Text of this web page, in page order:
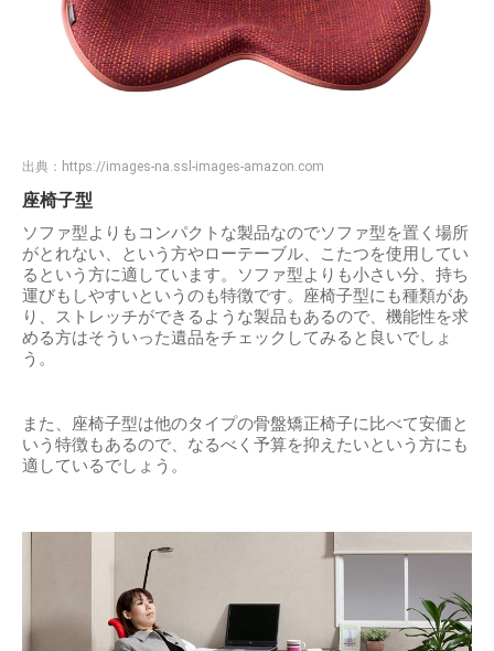
出典： https://images-na.ssl-images-amazon.com
座椅子型
ソファ型よりもコンパクトな製品なのでソファ型を置く場所
がとれない、という方やローテーブル、こたつを使用してい
るという方に適しています。ソファ型よりも小さい分、持ち
運びもしやすいというのも特徴です。座椅子型にも種類があ
り、ストレッチができるような製品もあるので、機能性を求
める方はそういった遺品をチェックしてみると良いでしょ
う。
また、座椅子型は他のタイプの骨盤矯正椅子に比べて安価と
いう特徴もあるので、なるべく予算を抑えたいという方にも
適しているでしょう。